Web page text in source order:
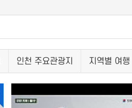
인천 주요관광지 지역별 여행